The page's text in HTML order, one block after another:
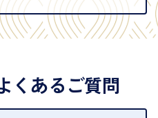
くあるご質問